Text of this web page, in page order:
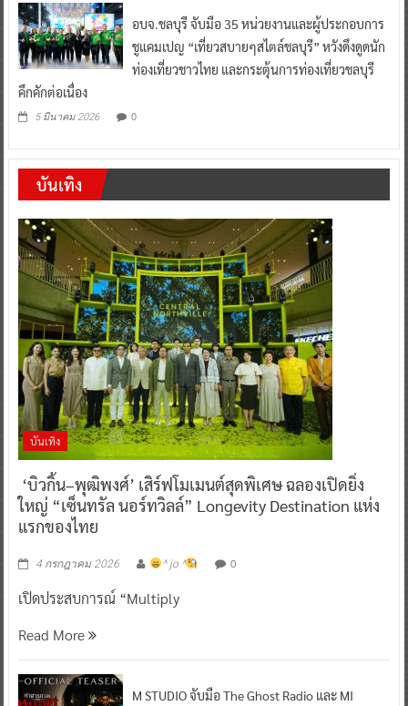
อบจ.ชลบุรี จับมือ 35 หน่วยงานและผู้ประกอบการ
ชูแคมเปญ “เที่ยวสบายๆสไตล์ชลบุรี” หวังดึงดูดนัก
ท่องเที่ยวชาวไทย และกระตุ้นการท่องเที่ยวชลบุรี
คึกคักต่อเนื่อง
5 มีนาคม 2026 0
บันเทิง
บันเทิง
‘บิวกิ้น–พุฒิพงศ์’ เสิร์ฟโมเมนต์สุดพิเศษ ฉลองเปิดยิ่ง
ใหญ่ “เซ็นทรัล นอร์ทวิลล์” Longevity Destination แห่ง
แรกของไทย
4 กรกฎาคม 2026 ^ jo ^ 0
เปิดประสบการณ์ “Multiply
Read More
M STUDIO จับมือ The Ghost Radio และ MI